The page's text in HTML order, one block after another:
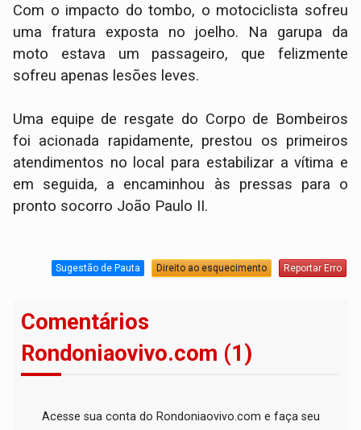
​Com o impacto do tombo, o motociclista sofreu
uma fratura exposta no joelho. Na garupa da
moto estava um passageiro, que felizmente
sofreu apenas lesões leves.
​Uma equipe de resgate do Corpo de Bombeiros
foi acionada rapidamente, prestou os primeiros
atendimentos no local para estabilizar a vítima e
em seguida, a encaminhou às pressas para o
pronto socorro João Paulo II.
Sugestão de Pauta Direito ao esquecimento Reportar Erro
Comentários
Rondoniaovivo.com (1)
Acesse sua conta do Rondoniaovivo.com e faça seu